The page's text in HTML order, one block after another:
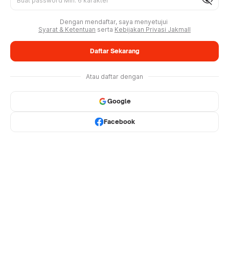
Dengan mendaftar, saya menyetujui
Syarat & Ketentuan serta Kebijakan Privasi Jakmall
Daftar Sekarang
Atau daftar dengan
Google
Facebook